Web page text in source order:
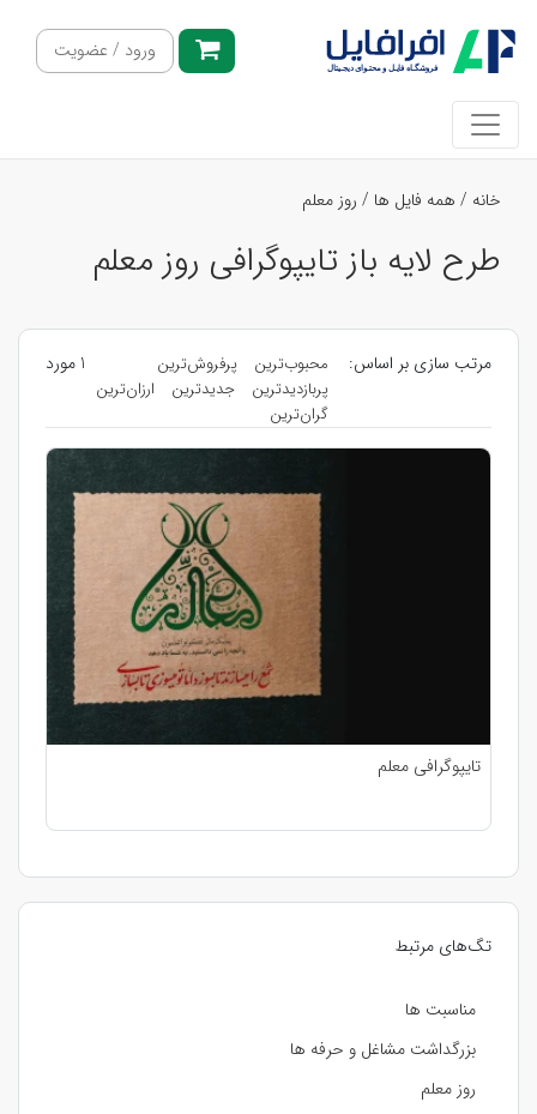
ورود / عضویت
خانه / همه فایل ها / روز معلم
طرح لایه باز تایپوگرافی روز معلم
تگ‌های مرتبط
مناسبت ها
بزرگداشت مشاغل و حرفه ها
روز معلم
مرتب سازی بر اساس: محبوب‌ترین
پرفروش‌ترین
پربازدیدترین
جدیدترین
ارزان‌ترین
گران‌ترین
1 مورد
تایپوگرافی معلم